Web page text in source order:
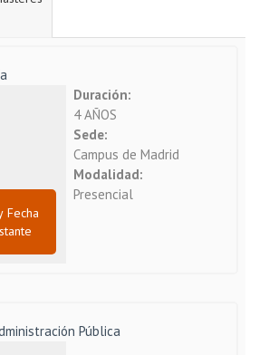
Fecha
Duración:
4 AÑOS
Sede:
Campus de Madrid
Modalidad:
Presencial
Pública